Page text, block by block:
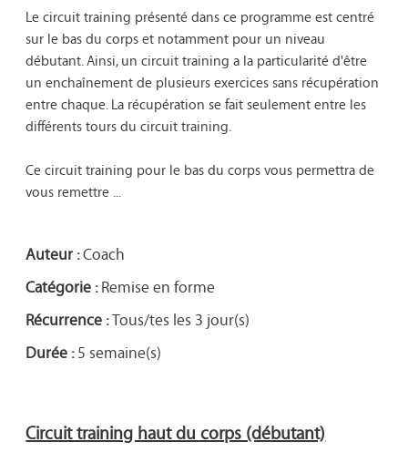
Le circuit training présenté dans ce programme est centré
sur le bas du corps et notamment pour un niveau
débutant. Ainsi, un circuit training a la particularité d'être
un enchaînement de plusieurs exercices sans récupération
entre chaque. La récupération se fait seulement entre les
différents tours du circuit training.
Ce circuit training pour le bas du corps vous permettra de
vous remettre ...
Auteur :Coach
Catégorie :Remise en forme
Récurrence :Tous/tes les 3 jour(s)
Durée :5 semaine(s)
Circuit training haut du corps (débutant)